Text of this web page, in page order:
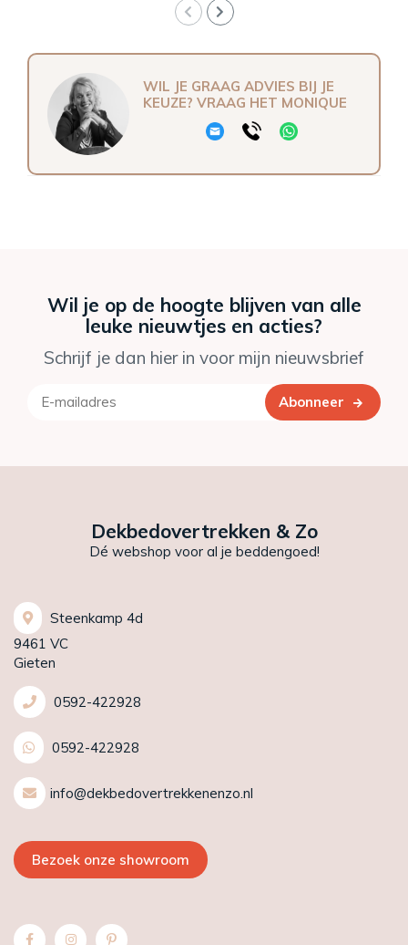
WIL JE GRAAG ADVIES BIJ JE
KEUZE? VRAAG HET MONIQUE
Wil je op de hoogte blijven van alle
leuke nieuwtjes en acties?
Schrijf je dan hier in voor mijn nieuwsbrief
Abonneer
Dekbedovertrekken & Zo
Dé webshop voor al je beddengoed!
Steenkamp 4d
9461 VC
Gieten
0592-422928
0592-422928
info@dekbedovertrekkenenzo.nl
Bezoek onze showroom